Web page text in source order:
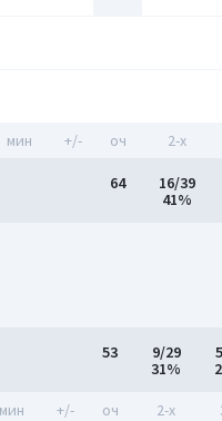
мин +/- оч 2-x
64
16/39
41%
53
9/29
31%
мин +/- оч 2-x